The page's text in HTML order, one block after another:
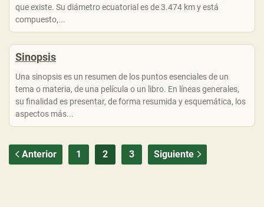
que existe. Su diámetro ecuatorial es de 3.474 km y está
compuesto,...
Sinopsis
Una sinopsis es un resumen de los puntos esenciales de un
tema o materia, de una película o un libro. En líneas generales,
su finalidad es presentar, de forma resumida y esquemática, los
aspectos más...
Anterior 1 2 3 Siguiente